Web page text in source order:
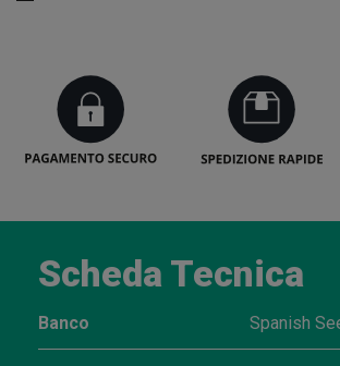
Scheda Tecnica
Banco Spanish